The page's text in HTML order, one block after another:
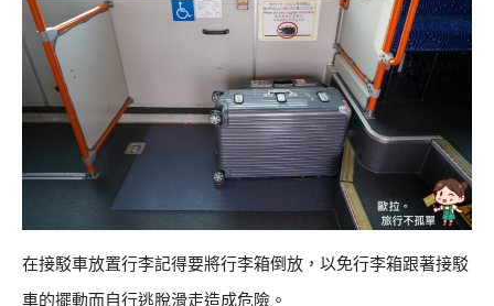
在接駁車放置行李記得要將行李箱倒放，以免行李箱跟著接駁
車的擺動而自行逃脫滑走造成危險。